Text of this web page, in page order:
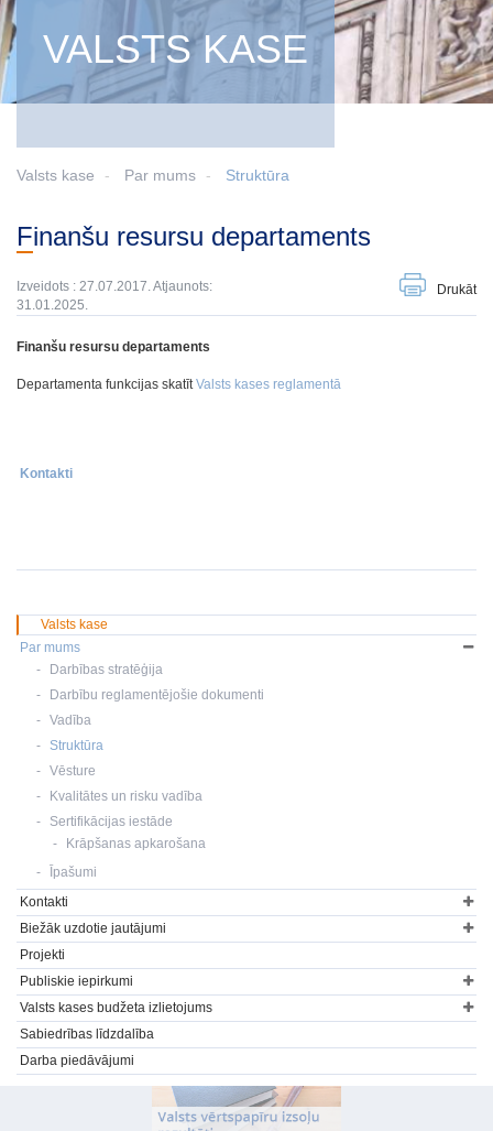
VALSTS KASE
Valsts kase Par mums Struktūra
Finanšu resursu departaments
Izveidots : 27.07.2017. Atjaunots:
31.01.2025.
Drukāt
Finanšu resursu departaments
Departamenta funkcijas skatītValsts kases reglamentā
Kontakti
Valsts kase
Par mums
Darbības stratēģija
Darbību reglamentējošie dokumenti
Vadība
Struktūra
Vēsture
Kvalitātes un risku vadība
Sertifikācijas iestāde
Krāpšanas apkarošana
Īpašumi
Kontakti
Biežāk uzdotie jautājumi
Projekti
Publiskie iepirkumi
Valsts kases budžeta izlietojums
Sabiedrības līdzdalība
Darba piedāvājumi